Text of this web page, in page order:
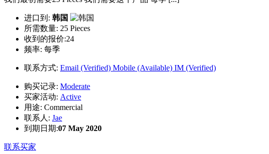
进口到: 韩国
所需数量: 25 Pieces
收到的报价:24
频率: 每季
联系方式: Email (Verified) Mobile (Available) IM (Verified)
购买记录: Moderate
买家活动: Active
用途: Commercial
联系人: Jae
到期日期:07 May 2020
联系买家